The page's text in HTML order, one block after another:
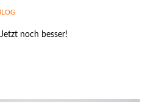
noch besser!